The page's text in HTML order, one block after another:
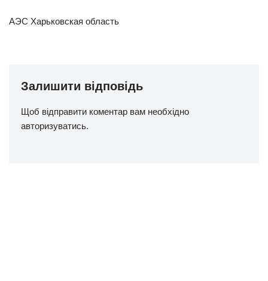
АЭС Харьковская область
Залишити відповідь
Щоб відправити коментар вам необхідно
авторизуватись.